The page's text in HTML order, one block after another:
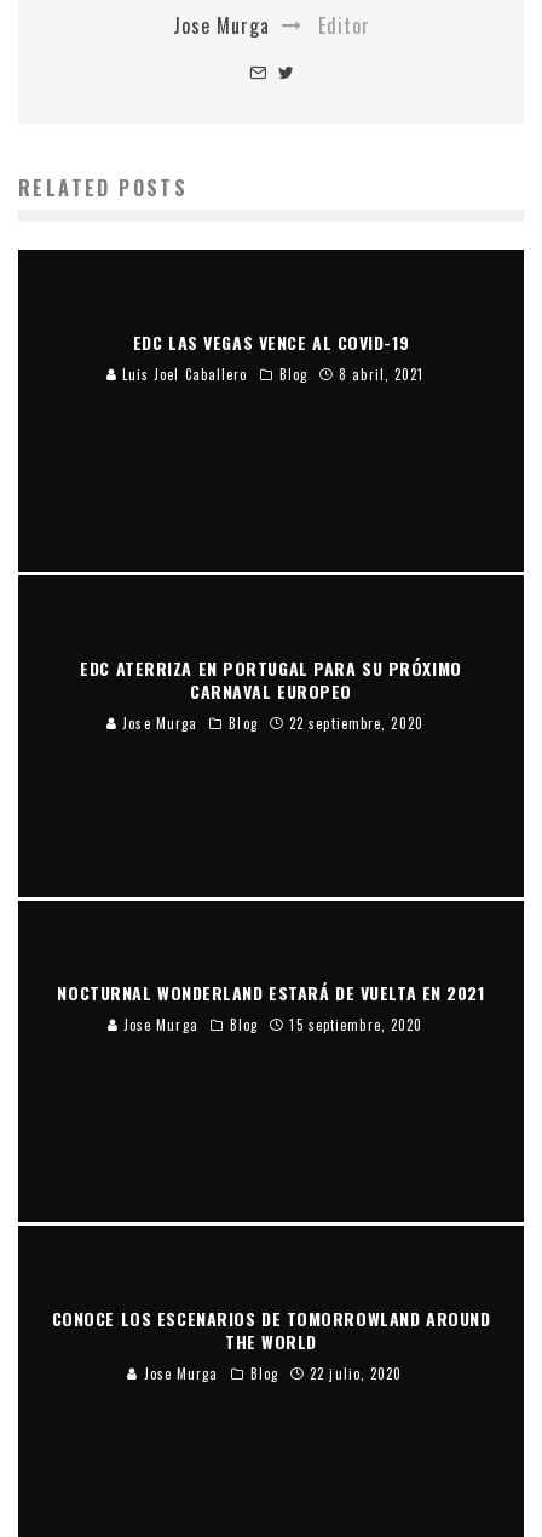
Jose Murga Editor
RELATED POSTS
EDC LAS VEGAS VENCE AL COVID-19
Luis Joel Caballero Blog 8 abril, 2021
EDC ATERRIZA EN PORTUGAL PARA SU PRÓXIMO
CARNAVAL EUROPEO
Jose Murga Blog 22 septiembre, 2020
NOCTURNAL WONDERLAND ESTARÁ DE VUELTA EN 2021
Jose Murga Blog 15 septiembre, 2020
CONOCE LOS ESCENARIOS DE TOMORROWLAND AROUND
THE WORLD
Jose Murga Blog 22 julio, 2020